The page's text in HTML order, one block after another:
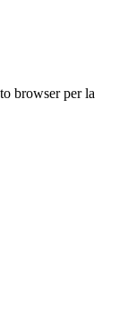
browser per la